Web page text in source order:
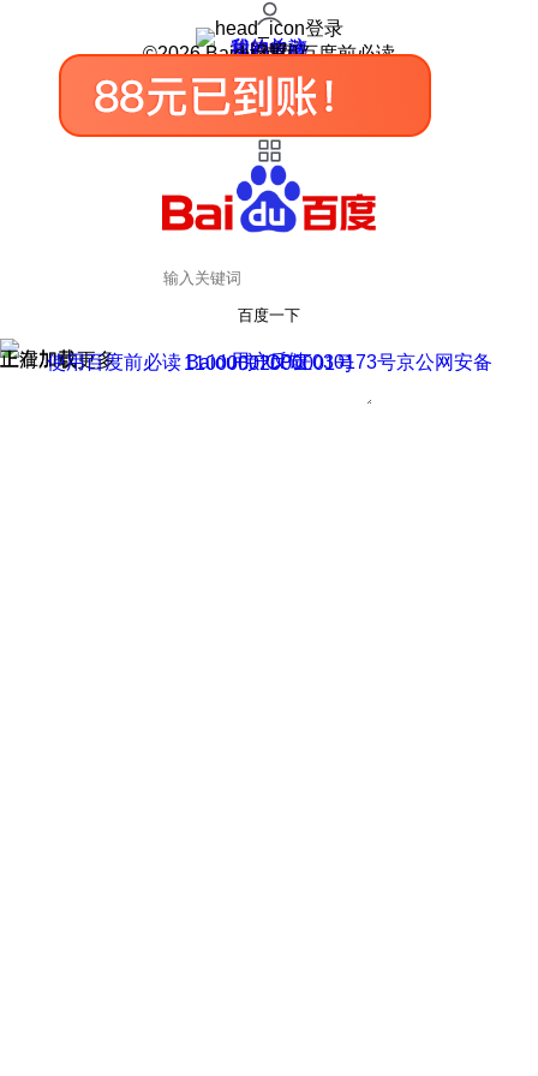
登录
我的关注
我的收藏
皮肤中心
用户反馈
设置
©2026 Baidu 使用百度前必读
百度一下
正在加载
上滑加载更多 用户反馈
使用百度前必读 Baidu 京ICP证030173号
京公网安备11000002000001号